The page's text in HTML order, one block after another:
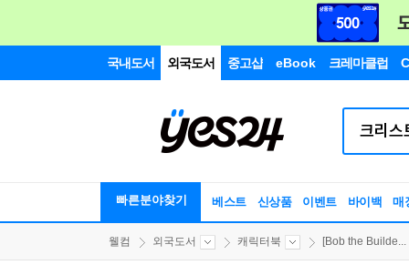
국내도서 외국도서 중고샵 eBook 크레마클럽
빠른분야찾기 베스트 신상품 이벤트 바이백 매
웰컴 외국도서 캐릭터북 [Bob the Builde...